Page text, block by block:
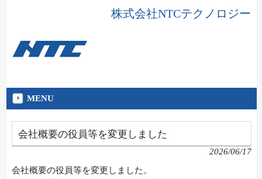
株式会社NTCテクノロジー
MENU
会社概要の役員等を変更しました
2026/06/17
会社概要の役員等を変更しました。